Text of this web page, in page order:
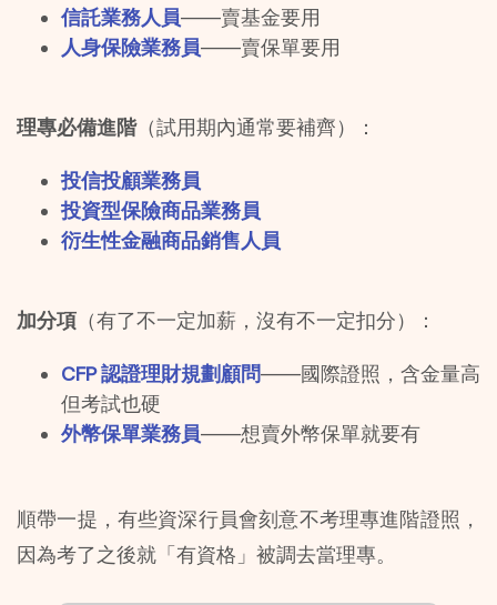
信託業務人員——賣基金要用
人身保險業務員——賣保單要用
理專必備進階（試用期內通常要補齊）：
投信投顧業務員
投資型保險商品業務員
衍生性金融商品銷售人員
加分項 （有了不一定加薪，沒有不一定扣分）：
CFP 認證理財規劃顧問——國際證照，含金量高
但考試也硬
外幣保單業務員——想賣外幣保單就要有
順帶一提，有些資深行員會刻意不考理專進階證照，
因為考了之後就「有資格」被調去當理專。